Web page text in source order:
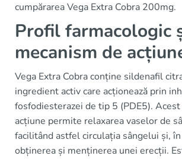
cumpărarea Vega Extra Cobra 200mg.
Profil farmacologic
mecanism de
Vega Extra Cobra conține sildenafil
ingredient activ care acționează prin
fosfodiesterazei de tip 5 (PDE5).
acțiune permite relaxarea vaselor de
facilitând astfel circulația sângelui și,
obținerea și menținerea unei erecții.